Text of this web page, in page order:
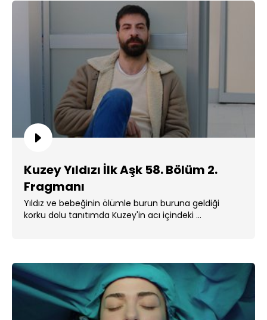
Kuzey Yıldızı İlk Aşk 58. Bölüm 2.
Fragmanı
Yıldız ve bebeğinin ölümle burun buruna geldiği
korku dolu tanıtımda Kuzey'in acı içindeki ...